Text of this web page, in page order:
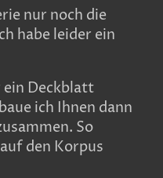
nur noch die
habe leider ein
ein Deckblatt
ich Ihnen dann
So
den Korpus